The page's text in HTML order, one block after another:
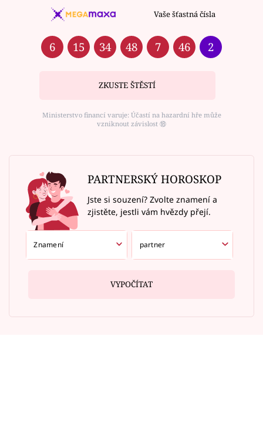
Vaše šťastná čísla
6 15 34 48 7 46 2
ZKUSTE ŠTĚSTÍ
Ministerstvo financí varuje: Účastí na hazardní hře může
vzniknout závislost ⑱
PARTNERSKÝ HOROSKOP
Jste si souzení? Zvolte znamení a
zjistěte, jestli vám hvězdy přejí.
VYPOČÍTAT